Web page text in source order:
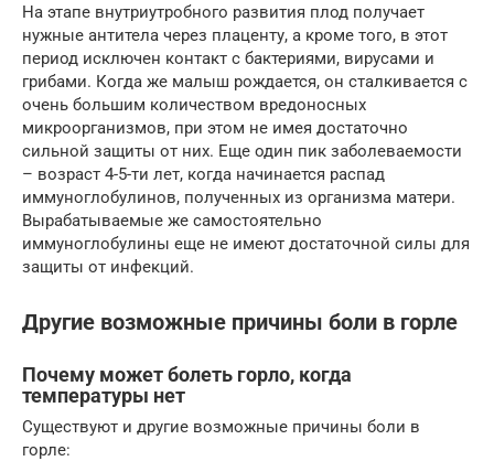
На этапе внутриутробного развития плод получает
нужные антитела через плаценту, а кроме того, в этот
период исключен контакт с бактериями, вирусами и
грибами. Когда же малыш рождается, он сталкивается с
очень большим количеством вредоносных
микроорганизмов, при этом не имея достаточно
сильной защиты от них. Еще один пик заболеваемости
– возраст 4-5-ти лет, когда начинается распад
иммуноглобулинов, полученных из организма матери.
Вырабатываемые же самостоятельно
иммуноглобулины еще не имеют достаточной силы для
защиты от инфекций.
Другие возможные причины боли в горле
Почему может болеть горло, когда
температуры нет
Существуют и другие возможные причины боли в
горле: